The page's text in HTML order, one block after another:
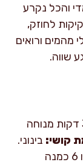
והכל נקרע
לחוזק,
מהמים ורואים
שווה.
כ-60 דקות עבודה (ועוד כ-30 דקות מנוחה
קושי: בינוני.
4 סועדים כמנה עיקרית או 6 כמנה